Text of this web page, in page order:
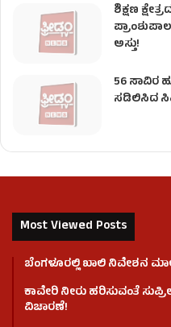
ಶಿಕ್ಷಣ
ಅಸ್ತು!
56 ಸಾವಿರ
ಸಡಿಲಿಸಿದ
Most Viewed Posts
ಬೆಂಗಳೂರಲ್ಲಿ ಖಾಲಿ ನಿವೇಶನ
ಕಾವೇರಿ ನೀರು ಹರಿಸುವಂತೆ
ವಿಚಾರಣೆ!